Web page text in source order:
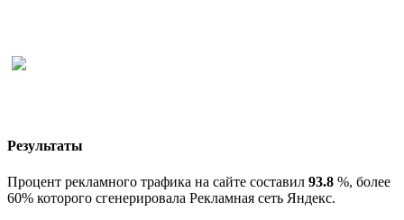
Результаты
Процент рекламного трафика на сайте составил 93.8 %, более
60% которого сгенерировала Рекламная сеть Яндекс.